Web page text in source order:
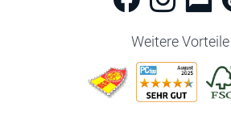
Weitere Vorteile